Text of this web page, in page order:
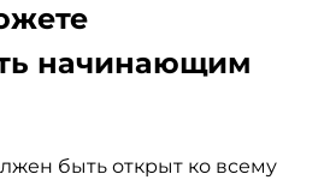
начинающим
быть открыт ко всему